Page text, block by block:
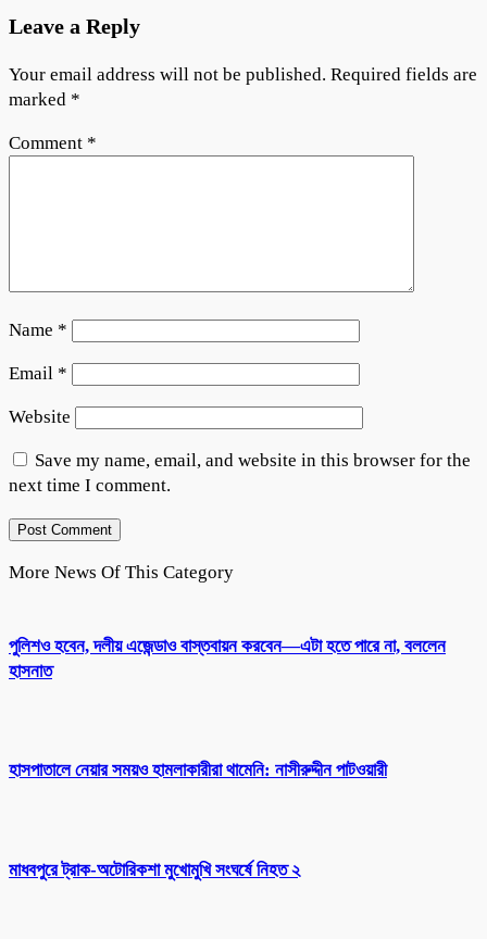
Leave a Reply
Your email address will not be published. Required fields are
marked *
Comment *
Name *
Email *
Website
Save my name, email, and website in this browser for the
next time I comment.
More News Of This Category
পুলিশও হবেন, দলীয় এজেন্ডাও বাস্তবায়ন করবেন—এটা হতে পারে না, বললেন
হাসনাত
হাসপাতালে নেয়ার সময়ও হামলাকারীরা থামেনি: নাসীরুদ্দীন পাটওয়ারী
মাধবপুরে ট্রাক-অটোরিকশা মুখোমুখি সংঘর্ষে নিহত ২